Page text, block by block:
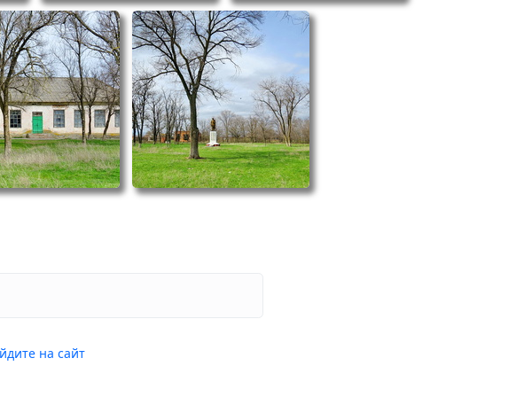
на сайт